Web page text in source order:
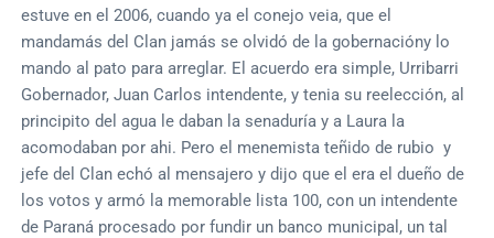
estuve en el 2006, cuando ya el conejo veia, que el
mandamás del Clan jamás se olvidó de la gobernacióny lo
mando al pato para arreglar. El acuerdo era simple, Urribarri
Gobernador, Juan Carlos intendente, y tenia su reelección, al
principito del agua le daban la senaduría y a Laura la
acomodaban por ahi. Pero el menemista teñido de rubio y
jefe del Clan echó al mensajero y dijo que el era el dueño de
los votos y armó la memorable lista 100, con un intendente
de Paraná procesado por fundir un banco municipal, un tal